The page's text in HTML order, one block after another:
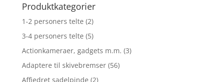
Produktkategorier
1-2 personers telte (2)
3-4 personers telte (5)
Actionkameraer, gadgets m.m. (3)
Adaptere til skivebremser (56)
Affjedret sadelpinde (2)